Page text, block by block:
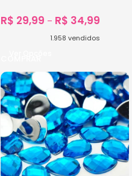
R$ 29,99 – R$ 34,99
1.958 vendidos